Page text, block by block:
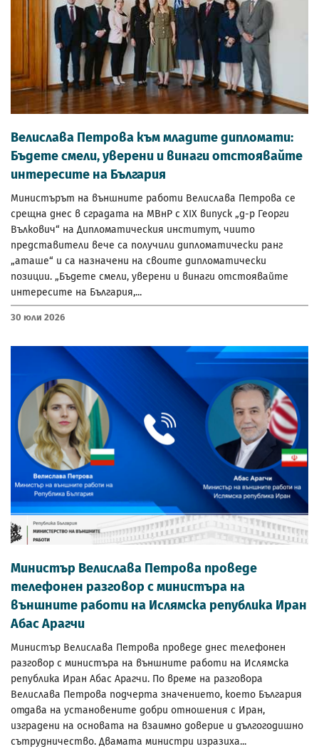
Велислава Петрова към младите дипломати:
Бъдете смели, уверени и винаги отстоявайте
интересите на България
Министърът на външните работи Велислава Петрова се
срещна днес в сградата на МВнР с XIX випуск „д-р Георги
Вълкович“ на Дипломатическия институт, чиито
представители вече са получили дипломатически ранг
„аташе“ и са назначени на своите дипломатически
позиции. „Бъдете смели, уверени и винаги отстоявайте
интересите на България,...
30 Юли 2026
Министър Велислава Петрова проведе
телефонен разговор с министъра на
външните работи на Ислямска република Иран
Абас Арагчи
Министър Велислава Петрова проведе днес телефонен
разговор с министъра на външните работи на Ислямска
република Иран Абас Арагчи. По време на разговора
Велислава Петрова подчерта значението, което България
отдава на установените добри отношения с Иран,
изградени на основата на взаимно доверие и дългогодишно
сътрудничество. Двамата министри изразиха...